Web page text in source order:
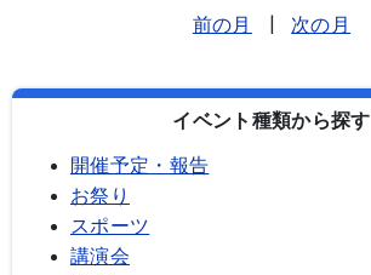
前の月 次の月
イベント種類から探す
開催予定・報告
お祭り
スポーツ
講演会